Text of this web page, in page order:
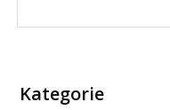
Kategorie